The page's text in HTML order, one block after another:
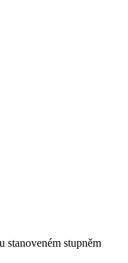
stanoveném stupněm